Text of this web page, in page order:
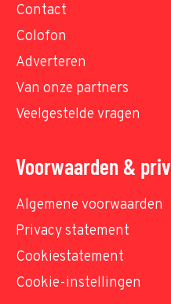
Contact
Colofon
Adverteren
Van onze partners
Veelgestelde vragen
Voorwaarden &
Algemene voorwaarden
Privacy statement
Cookiestatement
Cookie-instellingen